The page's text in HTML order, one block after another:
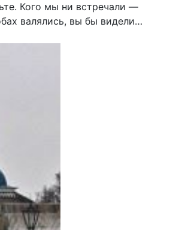
Кого мы ни встречали —
валялись, вы бы видели…